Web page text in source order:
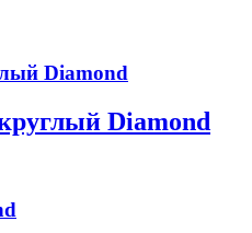
Diamond
Diamond